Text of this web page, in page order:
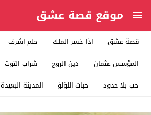
موقع قصة عشق
قصة عشق اذا خسر الملك حلم اشرف
المؤسس عثمان
دين الروح شراب التوت
حب بلا حدود
حبات اللؤلؤ المدينة البعيدة